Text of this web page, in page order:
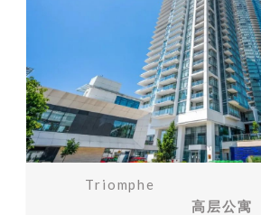
Triomphe
高层公寓